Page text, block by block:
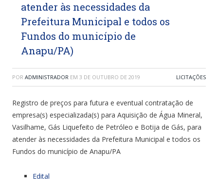
atender às necessidades da
Prefeitura Municipal e todos os
Fundos do município de
Anapu/PA)
POR ADMINISTRADOR EM 3 DE OUTUBRO DE 2019 LICITAÇÕES
Registro de preços para futura e eventual contratação de
empresa(s) especializada(s) para Aquisição de Água Mineral,
Vasilhame, Gás Liquefeito de Petróleo e Botija de Gás, para
atender às necessidades da Prefeitura Municipal e todos os
Fundos do município de Anapu/PA
Edital